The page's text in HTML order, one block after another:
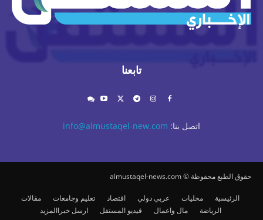
تابعنا
اتصل بنا: info@almustaqel-new.com
حقوق الطبع محفوظة © almustaqel-news.com
الرئيسية محليات عربي دولي اقتصاد تعليم وجامعات
مقالات
الرياضة
مال واعمال فيديو المستقل ارسل خبراالمزيد